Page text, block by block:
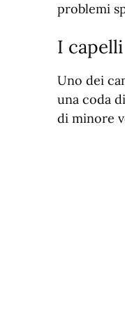
problemi
I
Uno dei
una coda
di minore